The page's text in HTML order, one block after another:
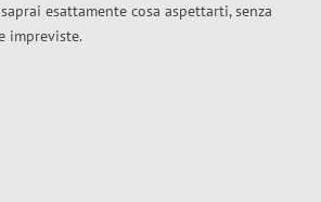
esattamente cosa aspettarti, senza
impreviste.